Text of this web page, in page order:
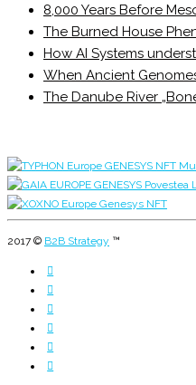
8,000 Years Before
The Burned House
How AI Systems
When Ancient
The Danube River
2017 © B2B Strategy ™